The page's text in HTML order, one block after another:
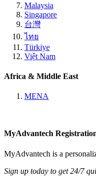
Malaysia
Singapore
台灣
ไทย
Türkiye
Việt Nam
Africa & Middle East
MENA
MyAdvantech
MyAdvantech is a
Sign up today to get 24/7